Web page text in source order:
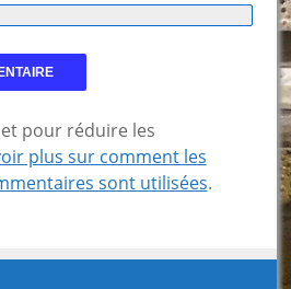
pour réduire les
plus sur comment les
sont utilisées.